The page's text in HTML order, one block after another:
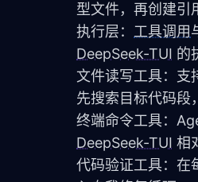
型文件，再创建引
执行层： 工具调用
DeepSeek-TUI 的
文件读写工具：支
先搜索目标代码段
DeepSeek-TUI 相
代码验证工具：在